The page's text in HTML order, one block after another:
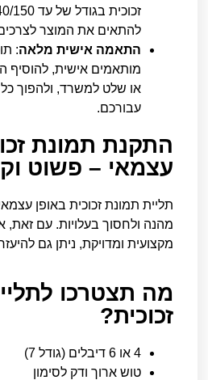
להתאים את המוצר
התאמה אישית מלאה:
מותאמים אישית, להוסיף
או שלט למשרד, ולהפוך כל
עבורכם.
התקנת תמונת
עצמאי – פשוט
תליית תמונת זכוכית באופן
מהנה ולחסוך בעלויות. עם זאת,
מקצועית ומדויקת, ניתן גם
מה תצטרכו
זכוכית?
4 או 6 דיבלים (גודל 7)
טוש ארוך ודק לסימון